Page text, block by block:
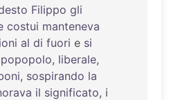
Filippo gli
costui manteneva
al di fuori e si
, liberale,
, sospirando la
il significato, i